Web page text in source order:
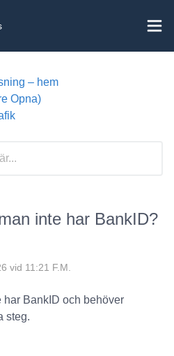
– hem
Opna)
inte har BankID?
vid 11:21 F.M.
BankID och behöver
steg.